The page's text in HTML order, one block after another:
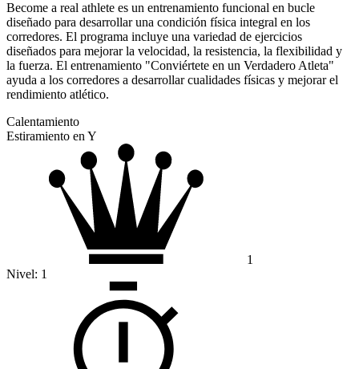
Become a real athlete es un entrenamiento funcional en bucle
diseñado para desarrollar una condición física integral en los
corredores. El programa incluye una variedad de ejercicios
diseñados para mejorar la velocidad, la resistencia, la flexibilidad y
la fuerza. El entrenamiento "Conviértete en un Verdadero Atleta"
ayuda a los corredores a desarrollar cualidades físicas y mejorar el
rendimiento atlético.
Calentamiento
Estiramiento en Y
1
Nivel: 1